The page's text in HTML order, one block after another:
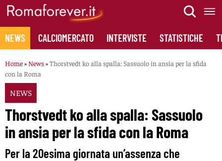
Skip
content
NEWS CALCIOMERCATO INTERVISTE STATISTICHE
Home» News»Thorstvedt ko alla spalla: Sassuolo in ansia per la sfida
con la Roma
NEWS
Thorstvedt ko alla spalla: Sassuolo
in ansia per la sfida con la Roma
Per la 20esima giornata un’assenza che